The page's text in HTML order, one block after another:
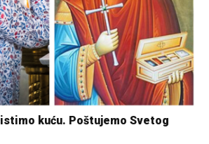
kuću. Poštujemo Svetog